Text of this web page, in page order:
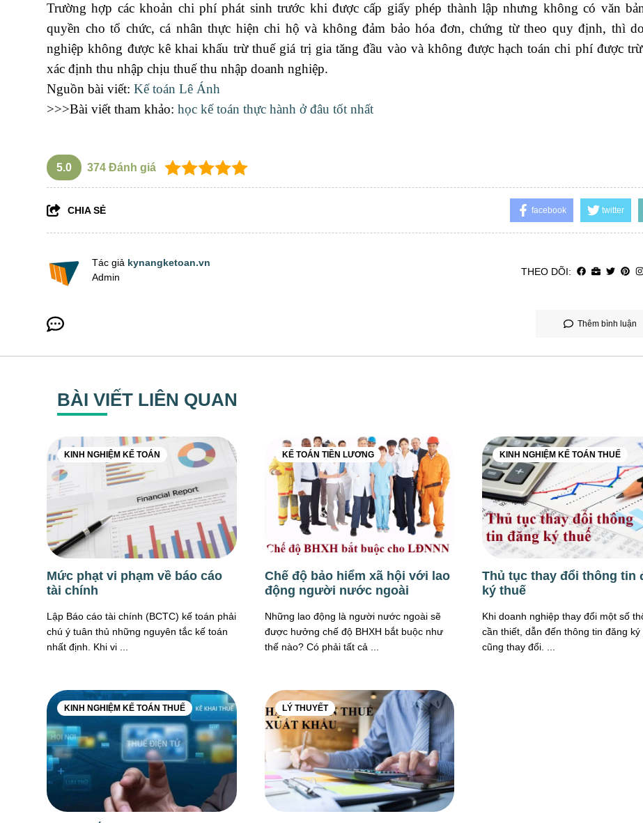
Trường hợp các khoản chi phí phát sinh trước khi được cấp giấy phép thành lập nhưng không có văn
quyền cho tổ chức, cá nhân thực hiện chi hộ và không đảm bảo hóa đơn, chứng từ theo quy định, thì
nghiệp không được kê khai khấu trừ thuế giá trị gia tăng đầu vào và không được hạch toán chi phí được
xác định thu nhập chịu thuế thu nhập doanh nghiệp.
Nguồn bài viết: Kế toán Lê Ánh
>>>Bài viết tham khảo: học kế toán thực hành ở đâu tốt nhất
5.0 374 Đánh giá
CHIA SẺ facebook twitter
Tác giả kynangketoan.vn
Admin
THEO DÕI:
Thêm bình luận
BÀI VIẾT LIÊN QUAN
KINH NGHIỆM KẾ TOÁN
Mức phạt vi phạm về báo cáo
tài chính
Lập Báo cáo tài chính (BCTC) kế toán phải
chú ý tuân thủ những nguyên tắc kế toán
nhất định. Khi vi ...
KẾ TOÁN TIỀN LƯƠNG
Chế độ bảo hiểm xã hội với lao
động người nước ngoài
Những lao động là người nước ngoài sẽ
được hưởng chế độ BHXH bắt buộc như
thế nào? Có phải tất cả ...
KINH NGHIỆM KẾ TOÁN THUẾ
Thủ tục thay đổi thông tin
ký thuế
Khi doanh nghiệp thay đổi một số
cần thiết, dẫn đến thông tin đăng ký
cũng thay đổi. ...
KINH NGHIỆM KẾ TOÁN THUẾ LÝ THUYẾT